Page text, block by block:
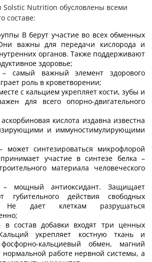
Nutrition обусловлены всеми
составе:
В берут участие во всех обменных
важны для передачи кислорода и
органов. Также поддерживают
здоровье;
самый важный элемент здорового
роль в кроветворении;
с кальцием укрепляет кости, зубы и
для всего опорно-двигательного
кислота издавна известна
и иммуностимулирующими
синтезироваться микрофлорой
участие в синтезе белка –
материала человеческого
мощный антиоксидант. Защищает
губительного действия свободных
Не дает клеткам разрушаться
состав добавки входят три ценных
укрепляет костную ткань и
фосфорно-кальциевый обмен, магний
нормальной работе нервной системы, а